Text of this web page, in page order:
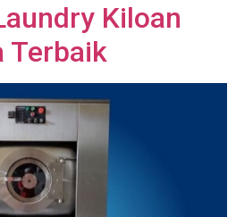
Kiloan
Terbaik